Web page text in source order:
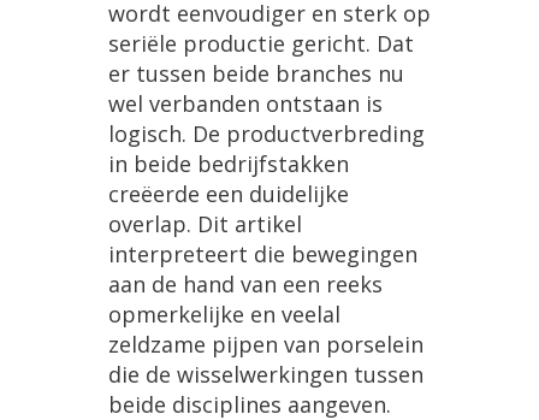
wordt eenvoudiger en sterk op
seriële productie gericht. Dat
er tussen beide branches nu
wel verbanden ontstaan is
logisch. De productverbreding
in beide bedrijfstakken
creëerde een duidelijke
overlap. Dit artikel
interpreteert die bewegingen
aan de hand van een reeks
opmerkelijke en veelal
zeldzame pijpen van porselein
die de wisselwerkingen tussen
beide disciplines aangeven.